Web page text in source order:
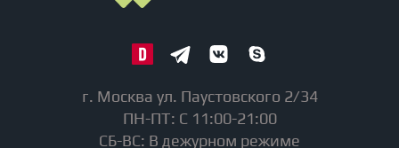
г. Москва ул. Паустовского 2/34
ПН-ПТ: С 11:00-21:00
СБ-ВС: В дежурном режиме